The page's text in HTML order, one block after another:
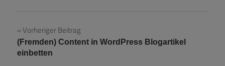
Beitragsnavigation
Vorheriger Beitrag
(Fremden) Content in WordPress Blogartikel
einbetten